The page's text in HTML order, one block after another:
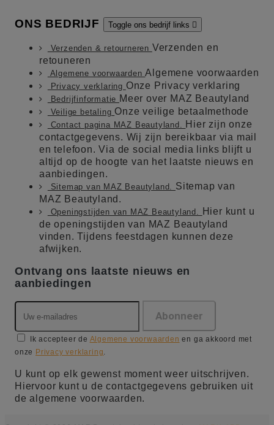
ONS BEDRIJF Toggle ons bedrijf links 
Verzenden & retourneren Verzenden en
retouneren
Algemene voorwaardenAlgemene voorwaarden
Privacy verklaring Onze Privacy verklaring
Bedrijfinformatie Meer over MAZ Beautyland
Veilige betaling Onze veilige betaalmethode
Contact pagina MAZ Beautyland.
Hier zijn onze
contactgegevens. Wij zijn bereikbaar via mail
en telefoon. Via de social media links blijft u
altijd op de hoogte van het laatste nieuws en
aanbiedingen.
Sitemap van MAZ Beautyland. Sitemap van
MAZ Beautyland.
Openingstijden van MAZ Beautyland.
Hier kunt u
de openingstijden van MAZ Beautyland
vinden. Tijdens feestdagen kunnen deze
afwijken.
Ontvang ons laatste nieuws en
aanbiedingen
Ik accepteer de Algemene voorwaarden en ga akkoord met
onze Privacy verklaring.
U kunt op elk gewenst moment weer uitschrijven.
Hiervoor kunt u de contactgegevens gebruiken uit
de algemene voorwaarden.